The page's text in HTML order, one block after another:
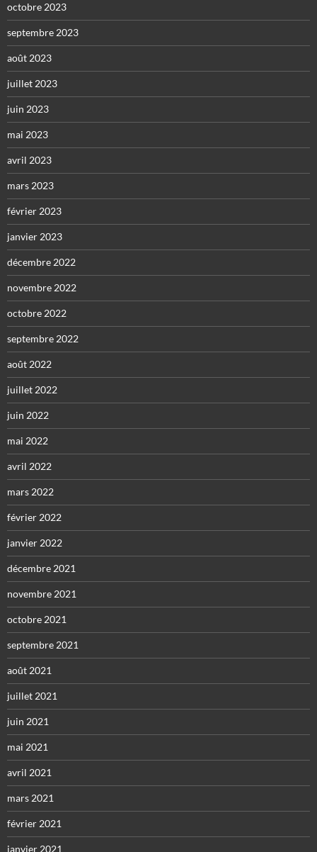
octobre 2023
septembre 2023
août 2023
juillet 2023
juin 2023
mai 2023
avril 2023
mars 2023
février 2023
janvier 2023
décembre 2022
novembre 2022
octobre 2022
septembre 2022
août 2022
juillet 2022
juin 2022
mai 2022
avril 2022
mars 2022
février 2022
janvier 2022
décembre 2021
novembre 2021
octobre 2021
septembre 2021
août 2021
juillet 2021
juin 2021
mai 2021
avril 2021
mars 2021
février 2021
janvier 2021